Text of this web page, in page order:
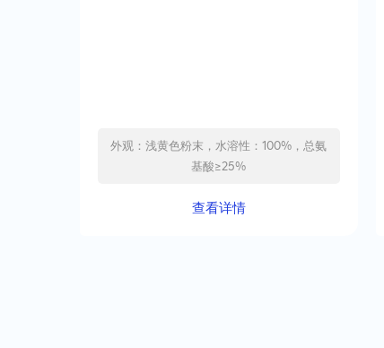
外观：浅黄色粉末，水溶性：100%，总氨
基酸≥25%
查看详情